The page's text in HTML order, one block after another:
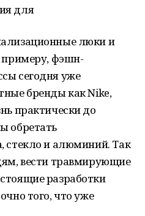
для
люки и
примеру, фэшн-
сегодня уже
бренды как Nike,
практически до
обретать
стекло и алюминий. Так
вести травмирующие
разработки
того, что уже